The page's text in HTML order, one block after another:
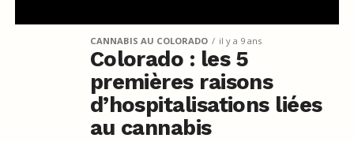
CANNABIS AU COLORADO il y a 9 ans
Colorado : les 5
premières raisons
d’hospitalisations liées
au cannabis